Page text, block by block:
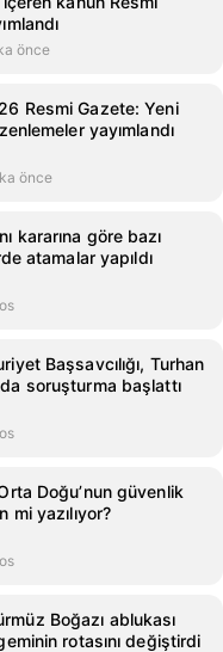
önce
Resmi Gazete: Yeni
yayımlandı
önce
kararına göre bazı
atamalar yapıldı
Başsavcılığı, Turhan
soruşturma başlattı
Doğu’nun güvenlik
mi yazılıyor?
Boğazı ablukası
rotasını değiştirdi